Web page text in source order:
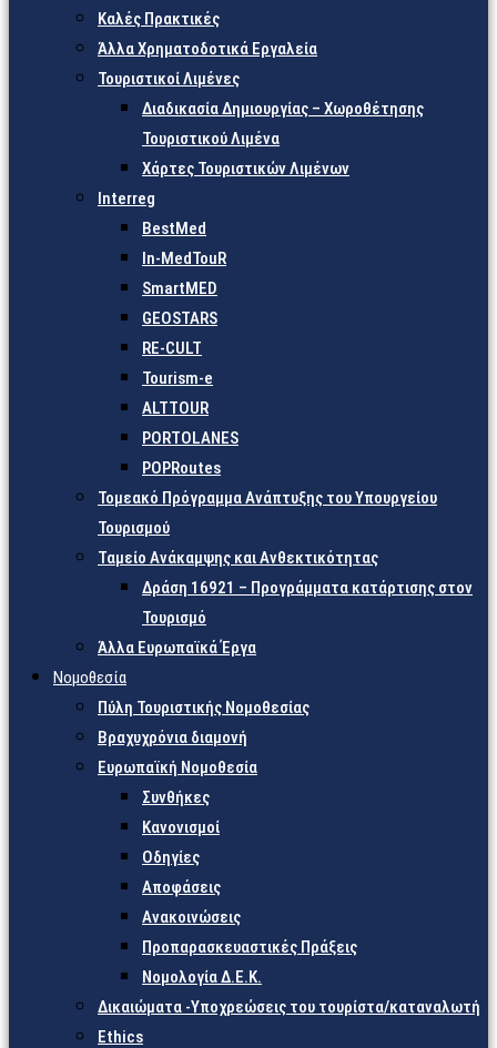
Καλές Πρακτικές
Άλλα Χρηματοδοτικά Εργαλεία
Τουριστικοί Λιμένες
Διαδικασία Δημιουργίας – Χωροθέτησης
Τουριστικού Λιμένα
Χάρτες Τουριστικών Λιμένων
Interreg
BestMed
In-MedTouR
SmartMED
GEOSTARS
RE-CULT
Tourism-e
ALTTOUR
PORTOLANES
POPRoutes
Τομεακό Πρόγραμμα Ανάπτυξης του Υπουργείου
Τουρισμού
Ταμείο Ανάκαμψης και Ανθεκτικότητας
Δράση 16921 – Προγράμματα κατάρτισης στον
Τουρισμό
Άλλα Ευρωπαϊκά Έργα
Νομοθεσία
Πύλη Τουριστικής Νομοθεσίας
Βραχυχρόνια διαμονή
Ευρωπαϊκή Νομοθεσία
Συνθήκες
Κανονισμοί
Οδηγίες
Αποφάσεις
Ανακοινώσεις
Προπαρασκευαστικές Πράξεις
Νομολογία Δ.Ε.Κ.
Δικαιώματα -Υποχρεώσεις του τουρίστα/καταναλωτή
Ethics